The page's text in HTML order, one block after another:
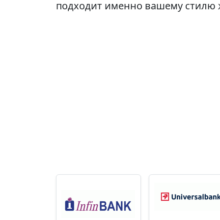
подходит именно вашему стилю